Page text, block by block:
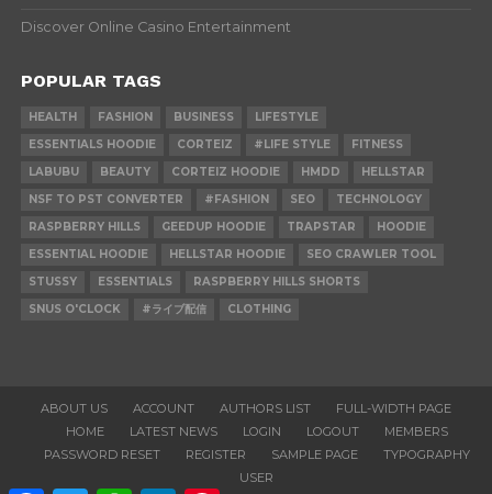
Discover Online Casino Entertainment
POPULAR TAGS
HEALTH FASHION BUSINESS
LIFESTYLE
ESSENTIALS HOODIE
CORTEIZ #LIFE STYLE
FITNESS
LABUBU
BEAUTY CORTEIZ HOODIE HMDD
HELLSTAR
NSF TO PST CONVERTER
#FASHION SEO
TECHNOLOGY
RASPBERRY HILLS
GEEDUP HOODIE TRAPSTAR
HOODIE
ESSENTIAL HOODIE
HELLSTAR HOODIE
SEO CRAWLER TOOL
STUSSY
ESSENTIALS
RASPBERRY HILLS SHORTS
SNUS O'CLOCK
#ライブ配信 CLOTHING
ABOUT US ACCOUNT AUTHORS LIST
FULL-WIDTH PAGE
HOME
LATEST NEWS LOGIN LOGOUT
MEMBERS
PASSWORD RESET
REGISTER SAMPLE PAGE
TYPOGRAPHY
USER